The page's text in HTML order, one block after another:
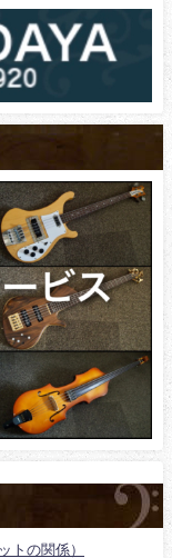
トの関係）